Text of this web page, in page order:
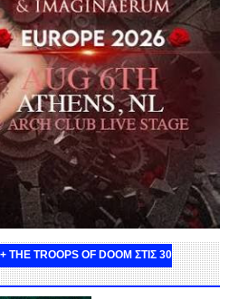
TROOPS OF DOOM ΣΤΙΣ 30